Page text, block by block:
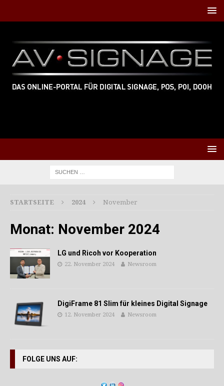
STARTSEITE 2024 November
Monat: November 2024
LG und Ricoh vor Kooperation
22. November 2024 Newsroom
DigiFrame 81 Slim für kleines Digital Signage
12. November 2024 Newsroom
FOLGE UNS AUF: